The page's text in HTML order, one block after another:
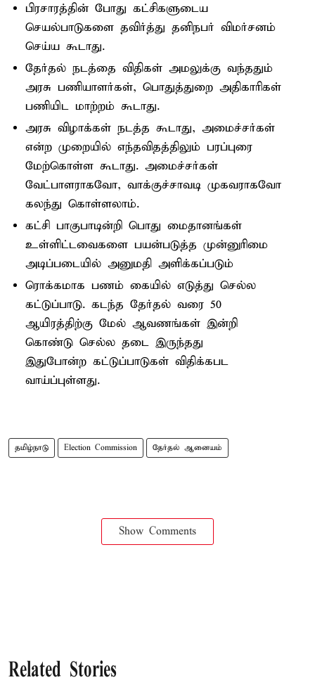
பிரசாரத்தின் போது கட்சிகளுடைய
செயல்பாடுகளை தவிர்த்து தனிநபர் விமர்சனம்
செய்ய கூடாது.
தேர்தல் நடத்தை விதிகள் அமலுக்கு வந்ததும்
அரசு பணியாளர்கள், பொதுத்துறை அதிகாரிகள்
பணியிட மாற்றம் கூடாது.
அரசு விழாக்கள் நடத்த கூடாது, அமைச்சர்கள்
என்ற முறையில் எந்தவிதத்திலும் பரப்புரை
மேற்கொள்ள கூடாது. அமைச்சர்கள்
வேட்பாளராகவோ, வாக்குச்சாவடி முகவராகவோ
கலந்து கொள்ளலாம்.
கட்சி பாகுபாடின்றி பொது மைதானங்கள்
உள்ளிட்டவைகளை பயன்படுத்த முன்னுரிமை
அடிப்படையில் அனுமதி அளிக்கப்படும்
ரொக்கமாக பணம் கையில் எடுத்து செல்ல
கட்டுப்பாடு. கடந்த தேர்தல் வரை 50
ஆயிரத்திற்கு மேல் ஆவணங்கள் இன்றி
கொண்டு செல்ல தடை இருந்தது
இதுபோன்ற கட்டுப்பாடுகள் விதிக்கபட
வாய்ப்புள்ளது.
தமிழ்நாடு Election Commission தேர்தல் ஆனையம்
Show Comments
Related Stories